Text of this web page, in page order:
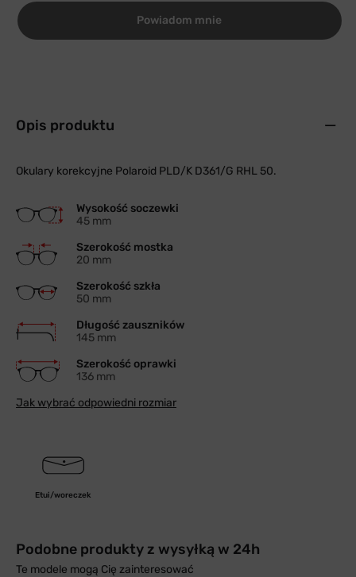
Powiadom mnie
Opis produktu
Okulary korekcyjne Polaroid PLD/K D361/G RHL 50.
Wysokość soczewki
45 mm
Szerokość mostka
20 mm
Szerokość szkła
50 mm
Długość zauszników
145 mm
Szerokość oprawki
136 mm
Jak wybrać odpowiedni rozmiar
Etui/woreczek
Podobne produkty z wysyłką w 24h
Te modele mogą Cię zainteresować